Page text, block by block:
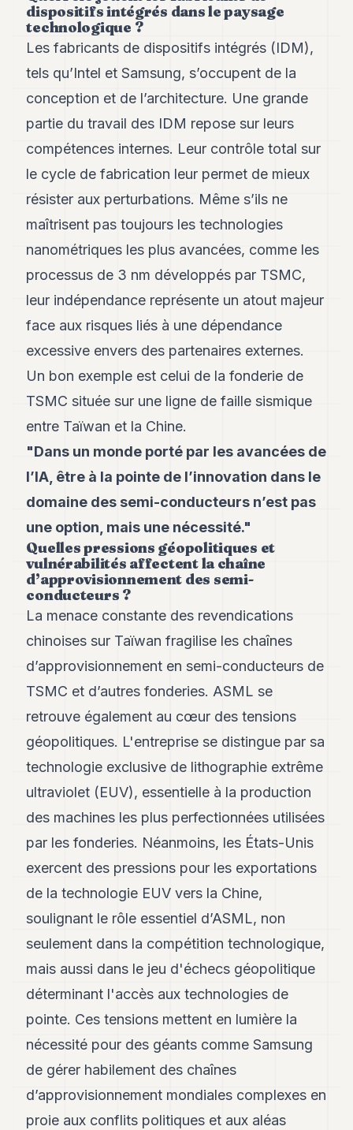
POLITIQUE
IMMOBILIER
PRIVATE
EQUITY
SPORT
JURIDIQUE
ASSOCIATIONS
CONTACT
S'ABONNER
dispositifs intégrés dans le paysage
technologique ?
Les fabricants de dispositifs intégrés (IDM),
tels qu’Intel et Samsung, s’occupent de la
conception et de l’architecture. Une grande
partie du travail des IDM repose sur leurs
compétences internes. Leur contrôle total sur
le cycle de fabrication leur permet de mieux
résister aux perturbations. Même s’ils ne
maîtrisent pas toujours les technologies
nanométriques les plus avancées, comme les
processus de 3 nm développés par TSMC,
leur indépendance représente un atout majeur
face aux risques liés à une dépendance
excessive envers des partenaires externes.
Un bon exemple est celui de la fonderie de
TSMC située sur une ligne de faille sismique
entre Taïwan et la Chine.
"Dans un monde porté par les avancées de
l’IA, être à la pointe de l’innovation dans le
domaine des semi-conducteurs n’est pas
une option, mais une nécessité."
Quelles pressions géopolitiques et
vulnérabilités affectent la chaîne
d’approvisionnement des semi-
conducteurs ?
La menace constante des revendications
chinoises sur Taïwan fragilise les chaînes
d’approvisionnement en semi-conducteurs de
TSMC et d’autres fonderies. ASML se
retrouve également au cœur des tensions
géopolitiques. L'entreprise se distingue par sa
technologie exclusive de lithographie extrême
ultraviolet (EUV), essentielle à la production
des machines les plus perfectionnées utilisées
par les fonderies. Néanmoins, les États-Unis
exercent des pressions pour les exportations
de la technologie EUV vers la Chine,
soulignant le rôle essentiel d’ASML, non
seulement dans la compétition technologique,
mais aussi dans le jeu d'échecs géopolitique
déterminant l'accès aux technologies de
pointe. Ces tensions mettent en lumière la
nécessité pour des géants comme Samsung
de gérer habilement des chaînes
d’approvisionnement mondiales complexes en
proie aux conflits politiques et aux aléas